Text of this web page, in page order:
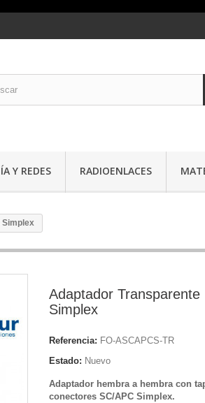
Y REDES RADIOENLACES
Simplex
Adaptador Transparente
Simplex
Referencia: FO-ASCAPCS-TR
Estado: Nuevo
Adaptador hembra a hembra con
conectores SC/APC Simplex.